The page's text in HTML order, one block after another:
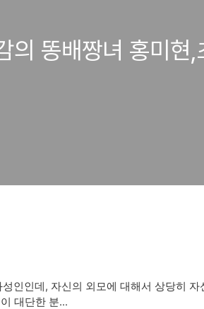
똥배짱녀 홍미현
인인데, 자신의 외모에 대해서 상당히 자
대단한 분...